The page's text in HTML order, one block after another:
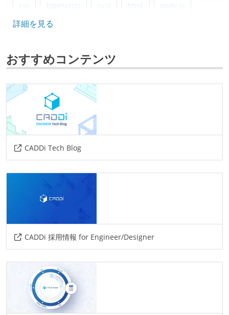
css
typescript rust html node.js
フレームワーク
データベース
postgresql
プロジェクト管理
github
情報共有ツール
slack
auth0
rest
graphql firestore gke
exposed
micronaut diesel tonic
tokio
webgl
styled-components
詳細を見る
おすすめコンテンツ
CADDi Tech Blog
CADDi 採用情報 for Engineer/Designer